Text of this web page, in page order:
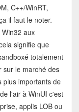
C++/WinRT,
il faut le noter.
aux
signifie que
totalement
sur le marché des
plus importants de
l'air à WinUI c'est
applis LOB ou